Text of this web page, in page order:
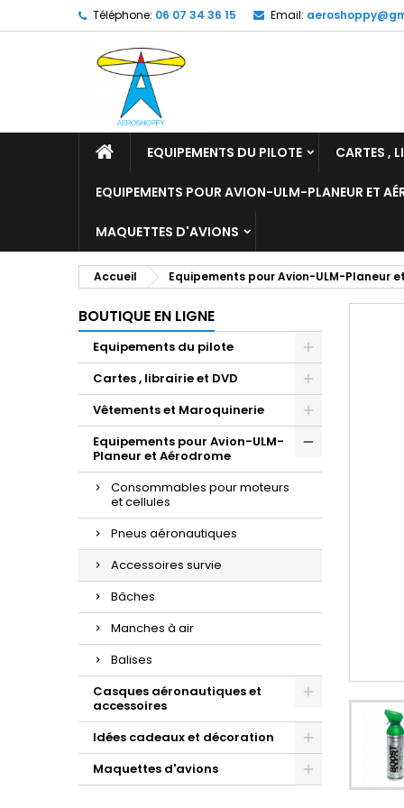
Téléphone: 06 07 34 36 15 Email:
EQUIPEMENTS DU PILOTE CARTES ,
EQUIPEMENTS POUR AVION-ULM-PLANEUR ET
MAQUETTES D'AVIONS
Accueil Equipements pour Avion-ULM-Planeur
BOUTIQUE EN LIGNE
Equipements du pilote
Cartes , librairie et DVD
Vêtements et Maroquinerie
Equipements pour Avion-ULM-
Planeur et Aérodrome
Consommables pour moteurs
et cellules
Pneus aéronautiques
Accessoires survie
Bâches
Manches à air
Balises
Casques aéronautiques et
accessoires
Idées cadeaux et décoration
Maquettes d'avions